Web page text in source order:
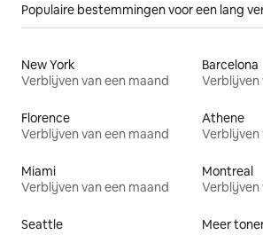
Populaire bestemmingen voor een lang
New York
Verblijven van een maand
Barcelona
Verblijven
Florence
Verblijven van een maand
Athene
Verblijven
Miami
Verblijven van een maand
Montreal
Verblijven
Seattle
Meer